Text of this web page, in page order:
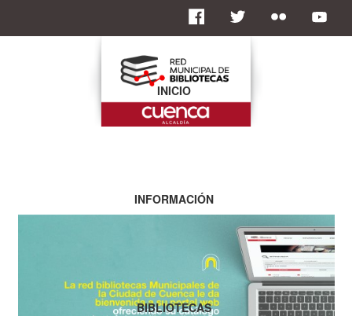
INICIO
INFORMACIÓN
BIBLIOTECAS